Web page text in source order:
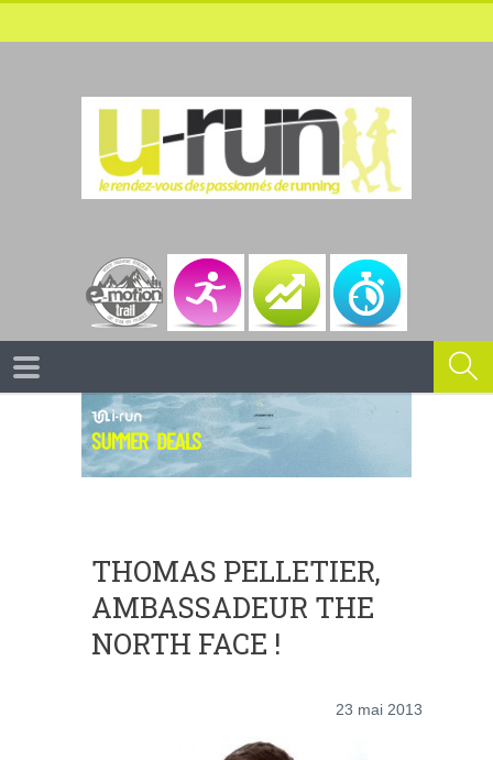
THOMAS PELLETIER,
AMBASSADEUR THE
NORTH FACE !
23 mai 2013